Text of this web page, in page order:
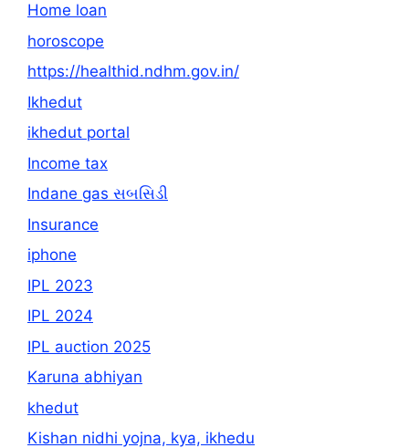
Home loan
horoscope
https://healthid.ndhm.gov.in/
Ikhedut
ikhedut portal
Income tax
Indane gas સબસિડી
Insurance
iphone
IPL 2023
IPL 2024
IPL auction 2025
Karuna abhiyan
khedut
Kishan nidhi yojna, kya, ikhedu